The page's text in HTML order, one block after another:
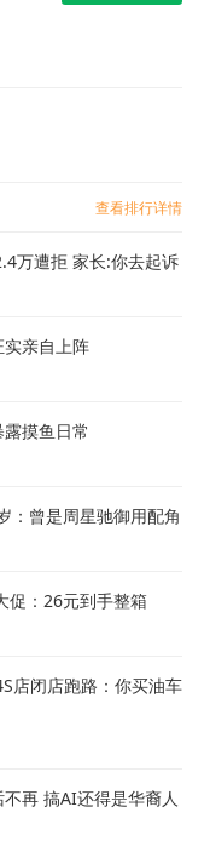
查看排行详情
万遭拒 家长:你去起诉
实亲自上阵
摸鱼日常
：曾是周星驰御用配角
促：26元到手整箱
店闭店跑路：你买油车
再 搞AI还得是华裔人